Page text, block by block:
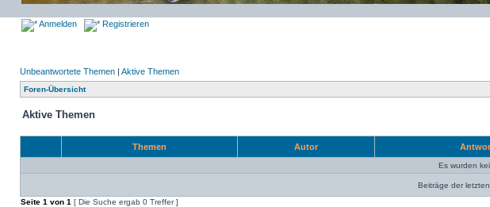
Anmelden Registrieren
Unbeantwortete Themen | Aktive Themen
Foren-Übersicht
Aktive Themen
Themen Autor
Es wurden
Beiträge der
Seite 1 von 1 [ Die Suche ergab 0 Treffer ]